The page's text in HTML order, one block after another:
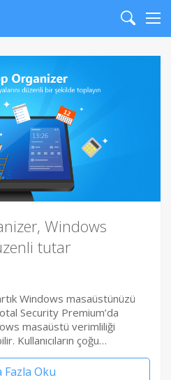
Search
Windows
tutar
Windows masaüstünüzü
Security Premium’da
masaüstü verimliliği
Kullanıcıların çoğu…
Fazla Oku